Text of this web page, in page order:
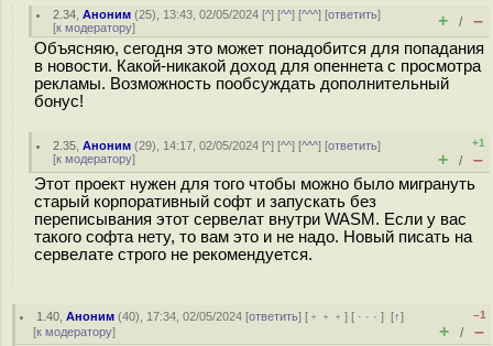
2.34 ,Аноним (25), 13:43, 02/05/2024 [^] [^^] [^^^] [ответить]
[к модератору] + / –
Объясняю, сегодня это может понадобится для попадания
в новости. Какой-никакой доход для опеннета с просмотра
рекламы. Возможность пообсуждать дополнительный
бонус!
2.35 ,Аноним (29), 14:17, 02/05/2024 [^] [^^] [^^^] [ответить]
[к модератору]
+1
+ / –
Этот проект нужен для того чтобы можно было мигрануть
старый корпоративный софт и запускать без
переписывания этот сервелат внутри WASM. Если у вас
такого софта нету, то вам это и не надо. Новый писать на
сервелате строго не рекомендуется.
1.40 ,Аноним (40), 17:34, 02/05/2024 [ответить] [ ﹢﹢﹢] [ · · ·][↑]
[к модератору]
–1
+ / –